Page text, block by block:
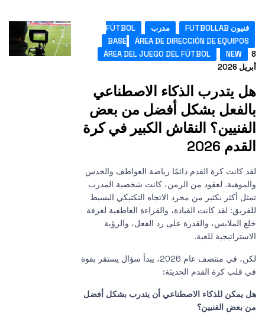
فنيون FUTBOLLAB مدرب
FÚTBOL
BASE
ÁREA DE DIRECCIÓN DE EQUIPOS
ÁREA DEL JUEGO DEL FÚTBOL
NEW
2026
يتدرب الذكاء الاصطناعي
بشكل أفضل من بعض
النقاش الكبير في كرة
2026
كانت كرة القدم دائمًا رياضة العواطف والحدس
لعقود من الزمن، كانت شخصية المدرب
أكثر بكثير من مجرد الاتجاه التكتيكي البسيط
لقد كانت القيادة، والقراءة العاطفية لغرفة
الملابس، والقدرة على رد الفعل، والرؤية
للعبة.
لكن، في منتصف عام 2026، يبدأ سؤال يستقر بقوة
قلب كرة القدم الحديثة:
يمكن للذكاء الاصطناعي أن يتدرب بشكل أفضل
بعض الفنيين؟